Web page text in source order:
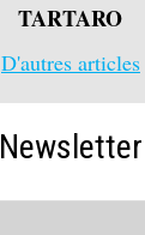
TARTARO
D'autres articles
Newsletter